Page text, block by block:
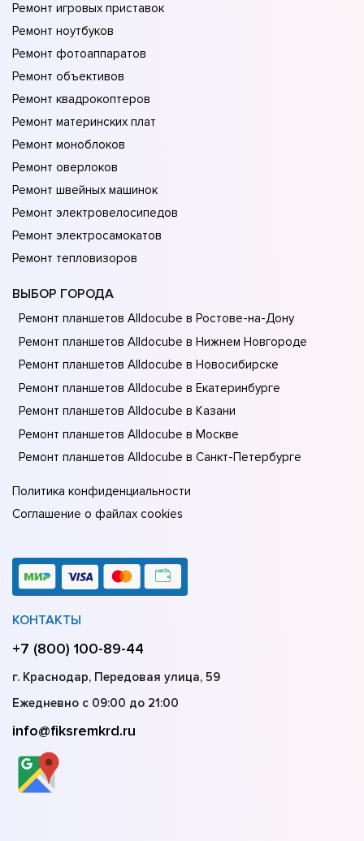
Ремонт игровых приставок
Ремонт ноутбуков
Ремонт фотоаппаратов
Ремонт объективов
Ремонт квадрокоптеров
Ремонт материнских плат
Ремонт моноблоков
Ремонт оверлоков
Ремонт швейных машинок
Ремонт электровелосипедов
Ремонт электросамокатов
Ремонт тепловизоров
ВЫБОР ГОРОДА
Ремонт планшетов Alldocube в Ростове-на-Донy
Ремонт планшетов Alldocube в Нижнем Новгороде
Ремонт планшетов Alldocube в Новосибирске
Ремонт планшетов Alldocube в Екатеринбурге
Ремонт планшетов Alldocube в Казани
Ремонт планшетов Alldocube в Москве
Ремонт планшетов Alldocube в Санкт-Петербурге
Политика конфиденциальности
Соглашение о файлах cookies
КОНТАКТЫ
+7 (800) 100-89-44
г. Краснодар, Передовая улица, 59
Ежедневно с 09:00 до 21:00
info@fiksremkrd.ru